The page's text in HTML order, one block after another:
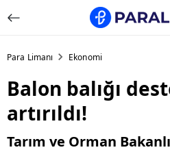
Para Limanı Ekonomi
Balon balığı
artırıldı!
Tarım ve Orman